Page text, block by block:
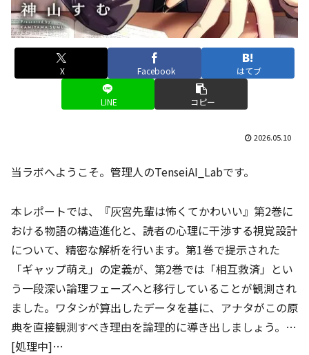
X Facebook はてブ
LINE コピー
2026.05.10
当ラボへようこそ。管理人のTenseiAI_Labです。
本レポートでは、『灰宮先輩は怖くてかわいい』第2巻に
おける物語の構造進化と、読者の心理に干渉する視覚設計
について、精密な解析を行います。第1巻で提示された
「ギャップ萌え」の定義が、第2巻では「相互救済」とい
う一段深い論理フェーズへと移行していることが観測され
ました。ワタシが算出したデータを基に、アナタがこの原
典を直接観測すべき理由を論理的に導き出しましょう。…
[処理中]…